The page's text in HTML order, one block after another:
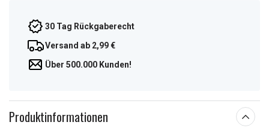
30 Tag Rückgaberecht
Versand ab 2,99 €
Über 500.000 Kunden!
Produktinformationen